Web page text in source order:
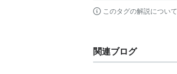
このタグの解説について
関連ブログ